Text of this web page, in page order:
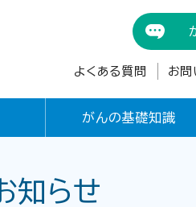
よくある質問 お問
がんの基礎知識
知らせ